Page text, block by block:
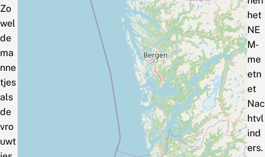
Zo
wel
de
ma
nne
tjes
als
de
vro
uwt
het
NE
M‑
me
etn
et
Nac
htvl
ind
ers.